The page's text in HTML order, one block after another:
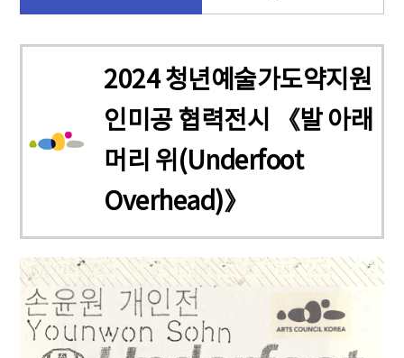
2024 청년예술가도약지원
인미공 협력전시 《발 아래
머리 위(Underfoot
Overhead)》